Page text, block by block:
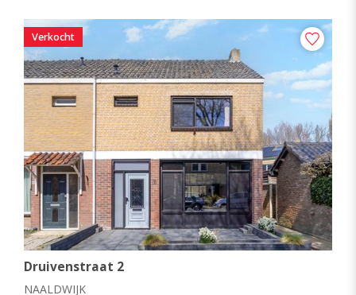
Verkocht
Druivenstraat 2
NAALDWIJK